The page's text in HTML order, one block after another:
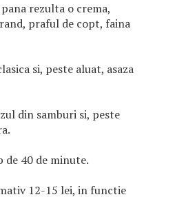
rezulta o crema,
praful de copt, faina
si, peste aluat, asaza
din samburi si, peste
40 de minute.
12-15 lei, in functie